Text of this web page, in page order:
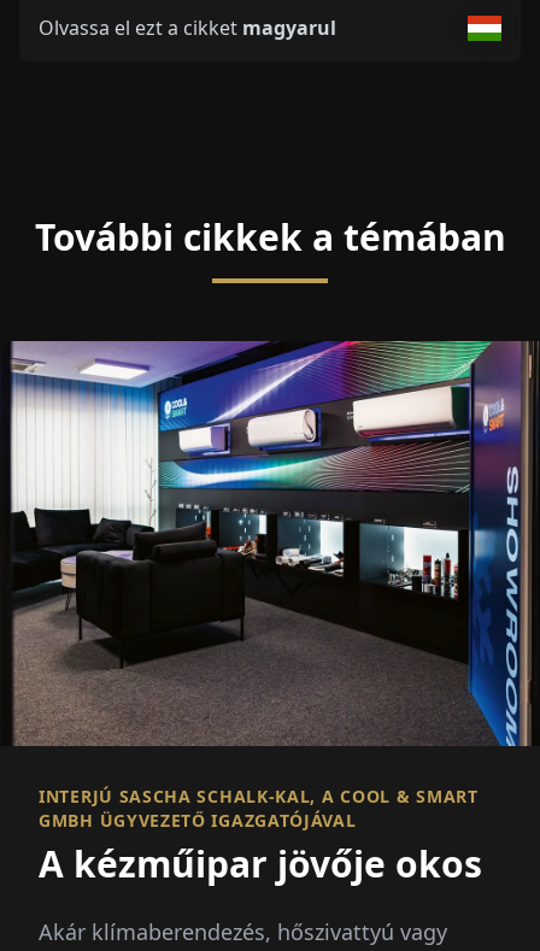
Olvassa el ezt a cikket magyarul
További cikkek a témában
INTERJÚ SASCHA SCHALK-KAL, A COOL & SMART
GMBH ÜGYVEZETŐ IGAZGATÓJÁVAL
A kézműipar jövője okos
Akár klímaberendezés, hőszivattyú vagy